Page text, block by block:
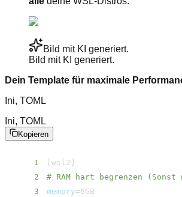
Bild mit KI generiert.
Bild mit KI generiert.
Dein Template für maximale
Ini, TOML
Ini, TOML
Kopieren
1 wsl2
2
# RAM hart begrenzen (Sonst
3
memory=